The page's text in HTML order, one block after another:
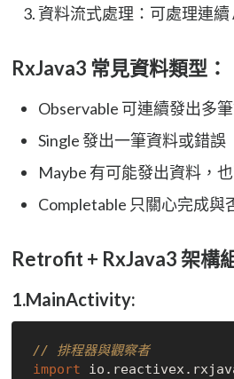
資料流式處理：可處理連
RxJava3 常見資料類型：
Observable 可連續發出多
Single 發出一筆資料或錯誤
Maybe 有可能發出資料，
Completable 只關心完成與
Retrofit + RxJava3 架構
1.MainActivity:
// 排程器與觀察者
import